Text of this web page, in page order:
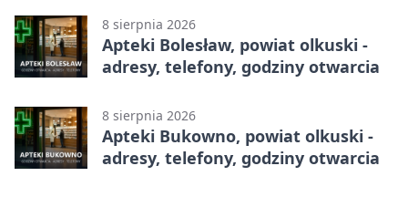
8 sierpnia 2026
Apteki Bolesław, powiat olkuski -
adresy, telefony, godziny otwarcia
8 sierpnia 2026
Apteki Bukowno, powiat olkuski -
adresy, telefony, godziny otwarcia